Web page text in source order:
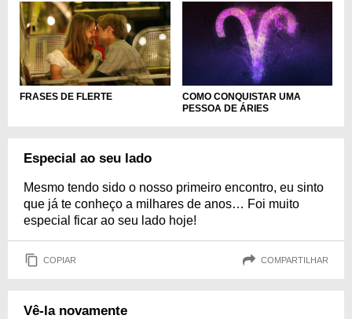
FRASES DE FLERTE
COMO CONQUISTAR UMA
PESSOA DE ÁRIES
Especial ao seu lado
Mesmo tendo sido o nosso primeiro encontro, eu sinto
que já te conheço a milhares de anos… Foi muito
especial ficar ao seu lado hoje!
COPIAR COMPARTILHAR
Vê-la novamente